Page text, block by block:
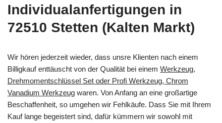
Individualanfertigungen in
72510 Stetten (Kalten Markt)
Wir hören jederzeit wieder, dass unsre Klienten nach einem
Billigkauf enttäuscht von der Qualität bei einem Werkzeug,
Drehmomentschlüssel Set oder Profi Werkzeug, Chrom
Vanadium Werkzeug waren. Von Anfang an eine großartige
Beschaffenheit, so umgehen wir Fehlkäufe. Dass Sie mit Ihrem
Kauf lange begeistert sind, dafür kümmern wir sowohl mit